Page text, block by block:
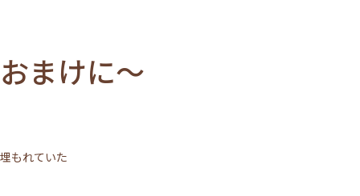
おまけに～
埋もれていた